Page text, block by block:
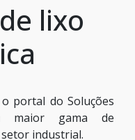
lixo
portal do Soluções
maior gama de
industrial.